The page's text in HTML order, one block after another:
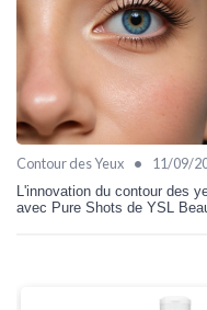
Contour des Yeux • 11/09/
L'innovation du contour des
avec Pure Shots de YSL